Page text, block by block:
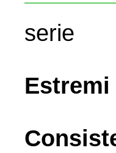
serie